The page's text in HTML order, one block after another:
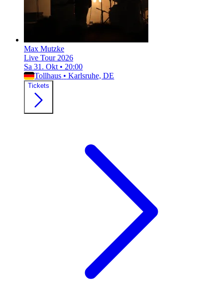
Max Mutzke
Live Tour 2026
Sa 31. Okt • 20:00
Tollhaus • Karlsruhe, DE
Tickets